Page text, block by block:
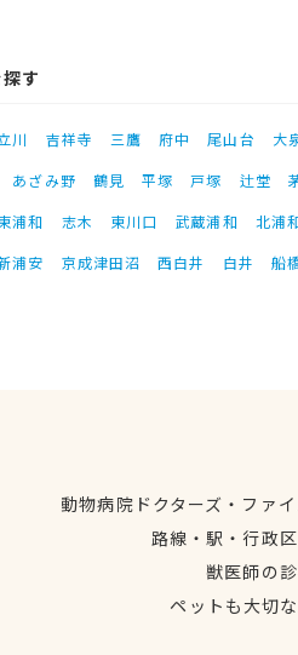
す
川 吉祥寺 三鷹 府中 尾山台 大
あざみ野 鶴見 平塚 戸塚 辻堂
浦和 志木 東川口 武蔵浦和 北浦
浦安 京成津田沼 西白井 白井 船
動物病院ドクターズ・ファ
路線・駅・行政
獣医師の
ペットも大切